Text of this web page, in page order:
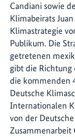
Candiani sowie
Klimabeirats
Klimastrategie
Publikum. Die
getretenen
gibt die
die kommenden
Deutsche
Internationalen
von der